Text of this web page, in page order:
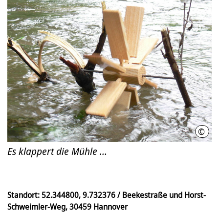
©
Es klappert die Mühle …
Standort: 52.344800, 9.732376 / Beekestraße und Horst-
Schweimler-Weg, 30459 Hannover